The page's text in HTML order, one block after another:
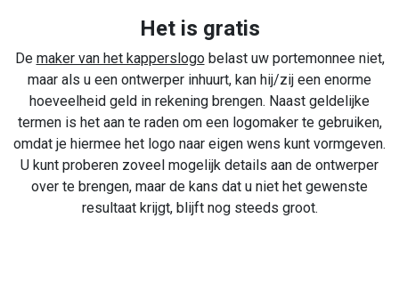
Het is gratis
De maker van het kapperslogobelast uw portemonnee niet,
maar als u een ontwerper inhuurt, kan hij/zij een enorme
hoeveelheid geld in rekening brengen. Naast geldelijke
termen is het aan te raden om een logomaker te gebruiken,
omdat je hiermee het logo naar eigen wens kunt vormgeven.
U kunt proberen zoveel mogelijk details aan de ontwerper
over te brengen, maar de kans dat u niet het gewenste
resultaat krijgt, blijft nog steeds groot.